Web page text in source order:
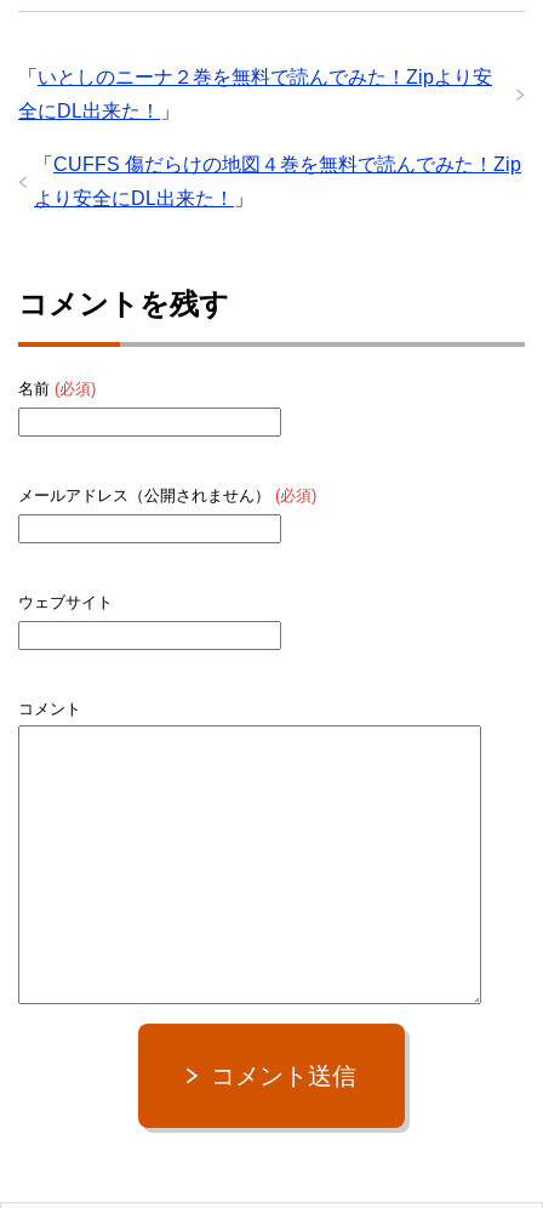
「 いとしのニーナ２巻を無料で読んでみた！Zipより安
全にDL出来た！
」
「 CUFFS 傷だらけの地図４巻を無料で読んでみた！Zip
より安全にDL出来た！
」
コメントを残す
名前 (必須)
メールアドレス（公開されません） (必須)
ウェブサイト
コメント
コメント送信